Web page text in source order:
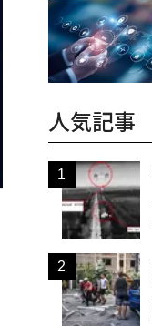
人気記事